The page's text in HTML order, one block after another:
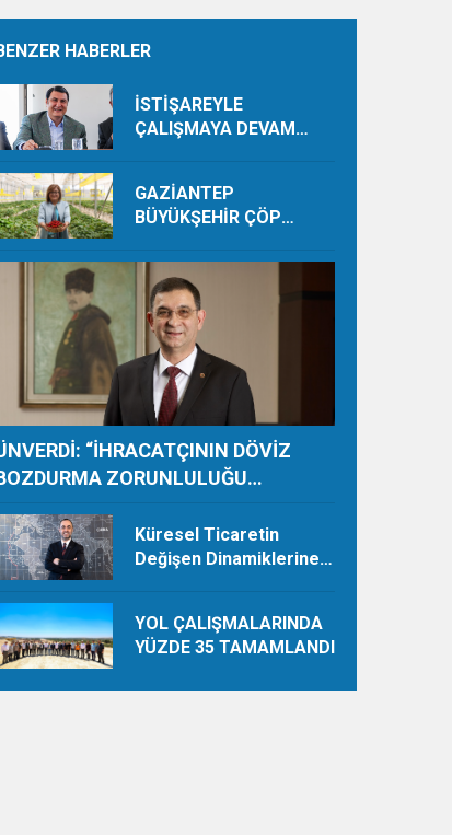
HABERLER
İSTİŞAREYLE
ÇALIŞMAYA DEVAM
GAZİANTEP
BÜYÜKŞEHİR ÇÖP
ORGANİK ÜRETİMLE
YILDA 28 TON HASAT
YAPIYOR
“İHRACATÇININ DÖVİZ
ZORUNLULUĞU
Küresel Ticaretin
Değişen Dinamiklerine
YOL ÇALIŞMALARINDA
YÜZDE 35 TAMAMLANDI